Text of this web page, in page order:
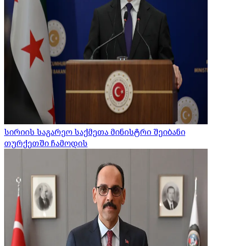
სირიის საგარეო საქმეთა მინისტრი შეიბანი
თურქეთში ჩამოდის